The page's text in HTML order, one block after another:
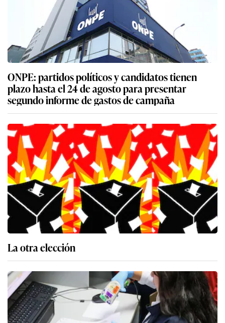
ONPE: partidos políticos y candidatos tienen
plazo hasta el 24 de agosto para presentar
segundo informe de gastos de campaña
La otra elección